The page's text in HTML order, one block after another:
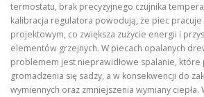
termostatu, brak precyzyjnego czujnika
kalibracja regulatora powodują, że piec
projektowym, co zwiększa zużycie energii i
elementów grzejnych. W piecach opalanych
problemem jest nieprawidłowe spalanie, które
gromadzenia się sadzy, a w konsekwencji do
wymiennych oraz zmniejszenia wymiany ciepła.